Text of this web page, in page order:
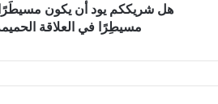
هل شريككم يود أن يكون
مسيطِرًا في العلاقة